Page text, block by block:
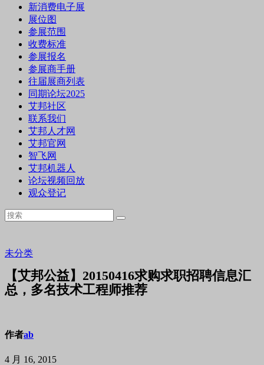
新消费电子展
展位图
参展范围
收费标准
参展报名
参展商手册
往届展商列表
同期论坛2025
艾邦社区
联系我们
艾邦人才网
艾邦官网
智飞网
艾邦机器人
论坛视频回放
观众登记
未分类
【艾邦公益】20150416求购求职招聘信息汇
总，多名技术工程师推荐
作者ab
4 月 16, 2015